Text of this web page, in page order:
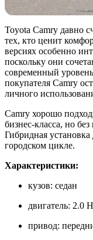
Toyota Camry давно
тех, кто ценит
версиях особенно
поскольку они
современный
покупателя Camry
личного
Camry хорошо
бизнес-класса, но
Гибридная
городском цикле.
Характеристики:
кузов: седан
двигатель: 2.0
привод: